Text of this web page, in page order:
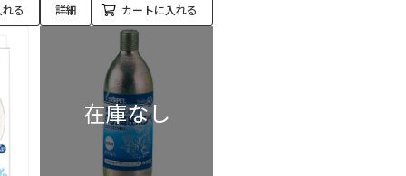
る 詳細 カートに入れる